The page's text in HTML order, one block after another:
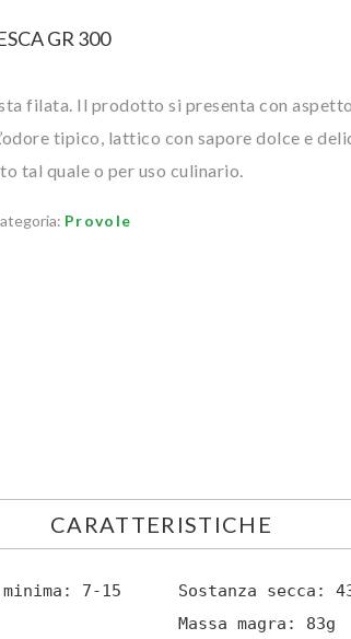
GR 300
filata. Il prodotto si presenta con
tipico, lattico con sapore dolce e
tal quale o per uso culinario.
Provole
CARATTERISTICHE
7-15
Sostanza secca:
Massa magra: 83g